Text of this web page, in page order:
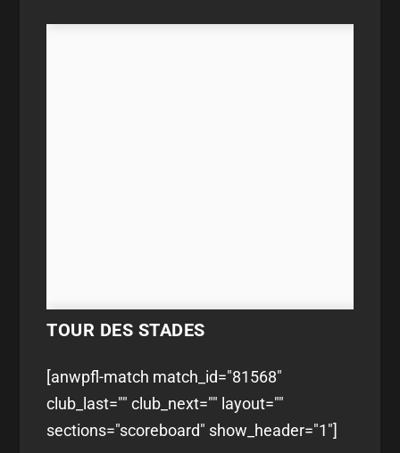
TOUR DES STADES
[anwpfl-match match_id="81568"
club_last="" club_next="" layout=""
sections="scoreboard" show_header="1"]